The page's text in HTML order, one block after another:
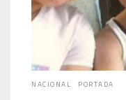
NACIONAL PORTADA